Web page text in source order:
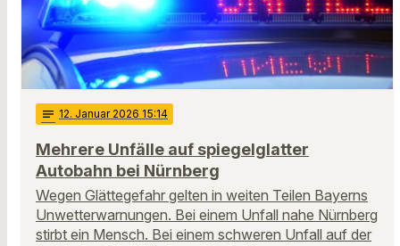
notes 12. Januar 2026 15:14
Mehrere Unfälle auf spiegelglatter
Autobahn bei Nürnberg
Wegen Glättegefahr gelten in weiten Teilen Bayerns
Unwetterwarnungen. Bei einem Unfall nahe Nürnberg
stirbt ein Mensch. Bei einem schweren Unfall auf der